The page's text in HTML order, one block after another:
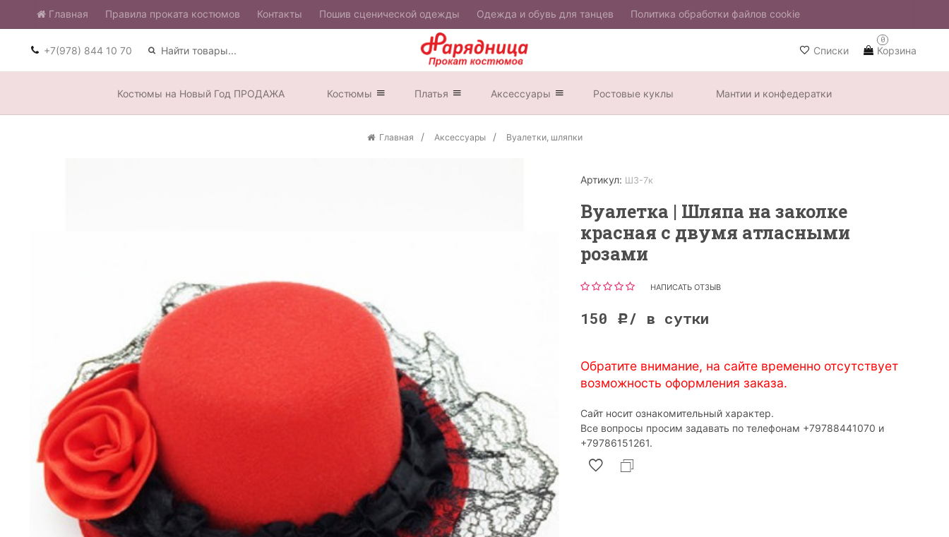
Главная ​Правила проката костюмов Контакты Пошив сценической одежды Одежда и обувь для танцев Политика обработки файлов cookie
+7(978) 844 10 70 Списки Корзина
0
Костюмы на Новый Год ПРОДАЖА Костюмы Платья Аксессуары Ростовые куклы Мантии и конфедератки
Главная Аксессуары Вуалетки, шляпки
Артикул: ШЗ-7к
Вуалетка | Шляпа на заколке
красная с двумя атласными
розами
НАПИСАТЬ ОТЗЫВ
150 Р / в сутки
Обратите внимание, на сайте временно отсутствует
возможность оформления заказа.
Сайт носит ознакомительный характер.
Все вопросы просим задавать по телефонам ‎+79788441070 и
‎+79786151261.